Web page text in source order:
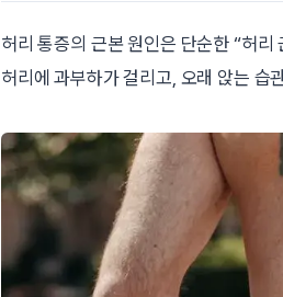
허리 통증의 근본 원인은 단순한 “허리
허리에 과부하가 걸리고, 오래 앉는 습